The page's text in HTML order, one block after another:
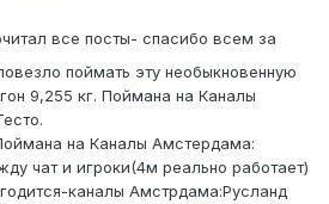
все посты- спасибо всем за
поймать эту необыкновенную
9,255 кг. Поймана на Каналы
на Каналы Амстердама:
чат и игроки(4м реально работает)
каналы Амстрдама:Русланд